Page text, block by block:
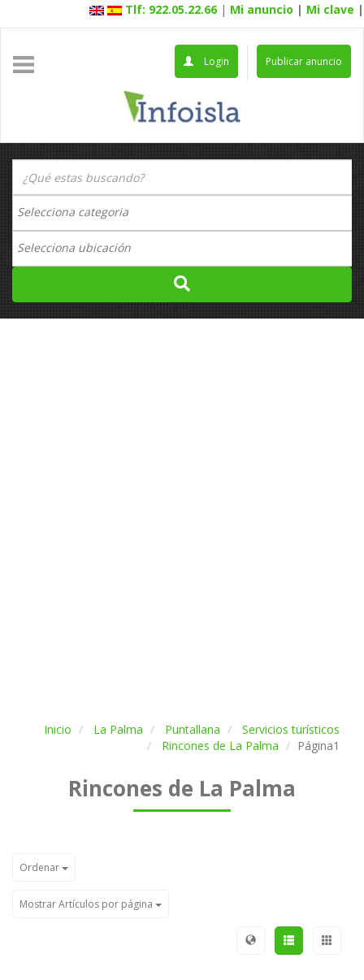
Tlf: 922.05.22.66 | Mi anuncio | Mi clave |
Publicar anuncio
Login
Inicio La Palma Puntallana
Servicios turísticos
Rincones de La Palma
Página1
Rincones de La Palma
Ordenar
Mostrar Artículos por página